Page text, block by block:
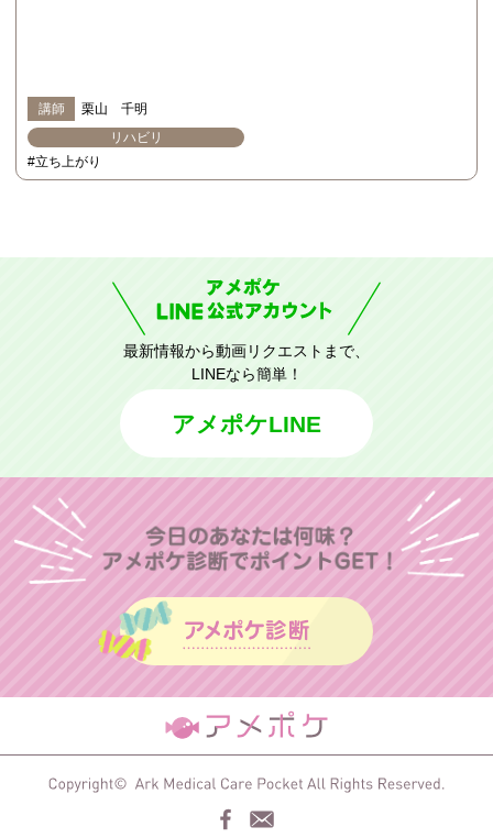
講師
栗山 千明
リハビリ
#立ち上がり
最新情報から動画リクエストまで、
LINEなら簡単！
アメポケLINE